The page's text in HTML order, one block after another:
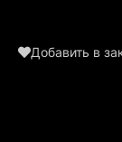
Добавить в